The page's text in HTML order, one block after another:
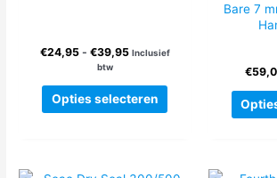
€24,95 - €39,95Prijsklasse:
€39,95
Inclusief
btw
Opties selecteren
Dit
product
variaties.
Bare 7
€